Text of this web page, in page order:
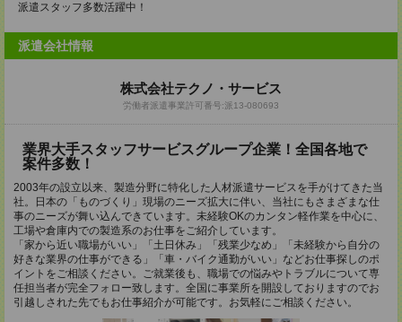
派遣スタッフ多数活躍中！
派遣会社情報
株式会社テクノ・サービス
労働者派遣事業許可番号:派13-080693
業界大手スタッフサービスグループ企業！全国各地で
案件多数！
2003年の設立以来、製造分野に特化した人材派遣サービスを手がけてきた当
社。日本の「ものづくり」現場のニーズ拡大に伴い、当社にもさまざまな仕
事のニーズが舞い込んできています。未経験OKのカンタン軽作業を中心に、
工場や倉庫内での製造系のお仕事をご紹介しています。
「家から近い職場がいい」「土日休み」「残業少なめ」「未経験から自分の
好きな業界の仕事ができる」「車・バイク通勤がいい」などお仕事探しのポ
イントをご相談ください。ご就業後も、職場での悩みやトラブルについて専
任担当者が完全フォロー致します。全国に事業所を開設しておりますのでお
引越しされた先でもお仕事紹介が可能です。お気軽にご相談ください。